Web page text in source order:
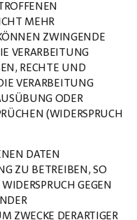
MEHR
ZWINGENDE
VERARBEITUNG
RECHTE UND
VERARBEITUNG
ODER
(WIDERSPRUCH
DATEN
ZU BETREIBEN, SO
GEGEN
ZWECKE DERARTIGER